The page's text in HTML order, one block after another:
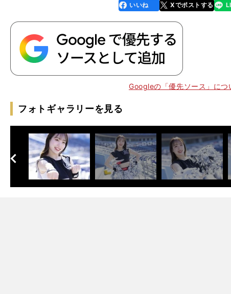
faceboo
k
いいね Xでポストする
line
Googleの「優先ソース」につ
フォトギャラリーを見る
次
へ